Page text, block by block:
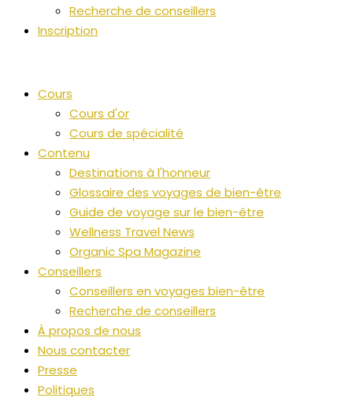
Recherche de conseillers
Inscription
Cours
Cours d'or
Cours de spécialité
Contenu
Destinations à l'honneur
Glossaire des voyages de bien-être
Guide de voyage sur le bien-être
Wellness Travel News
Organic Spa Magazine
Conseillers
Conseillers en voyages bien-être
Recherche de conseillers
À propos de nous
Nous contacter
Presse
Politiques